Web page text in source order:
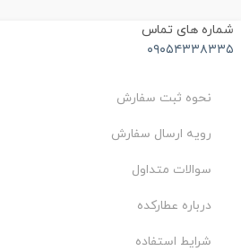
های تماس
نحوه ثبت سفارش
رویه ارسال سفارش
سوالات متداول
درباره عطارکده
شرایط استفاده